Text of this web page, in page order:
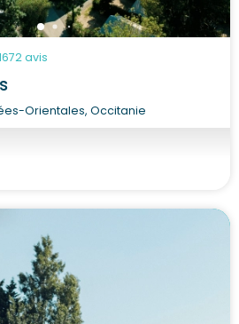
avis
Orientales, Occitanie